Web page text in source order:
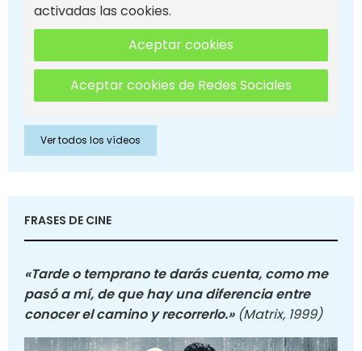
activadas las cookies.
Aceptar cookies
Aceptar cookies de Redes Sociales
Ver todos los vídeos
FRASES DE CINE
«Tarde o temprano te darás cuenta, como me
pasó a mí, de que hay una diferencia entre
conocer el camino y recorrerlo.» (Matrix, 1999)